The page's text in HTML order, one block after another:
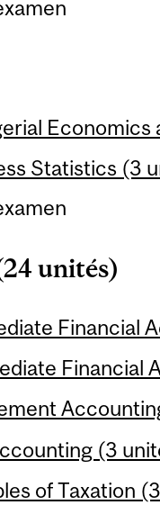
Statistics (3
unités)
Financial
Financial
(3
of Taxation